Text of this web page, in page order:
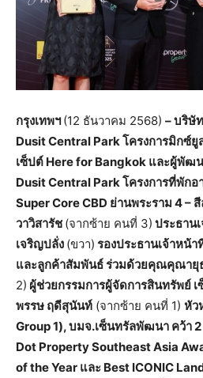
กรุงเทพฯ (12 ธันวาคม 2568) –บริษัท
Dusit Central Parkโครงการมิกซ์ยู
เซ็ปต์ Here for Bangkok และผู้พัฒ
Dusit Central Parkโครงการที่พัก
Super Core CBD ย่านพระราม 4 –
วาวิสารัช (จากซ้าย คนที่ 3) ประธาน
เจริญปลั่ง (ขวา) รองประธานเจ้าหน้า
และลูกค้าสัมพันธ์ร่วมด้วยคุณคุณายุ
2) ผู้ช่วยกรรมการผู้จัดการสินทรัพย์
พรรษ ฤดีสุนันท์ (จากซ้าย คนที่ 1) หัว
Group 1),บมจ.เซ็นทรัลพัฒนา คว้า2
Dot Property Southeast Asia
of the Year และ Best ICONIC